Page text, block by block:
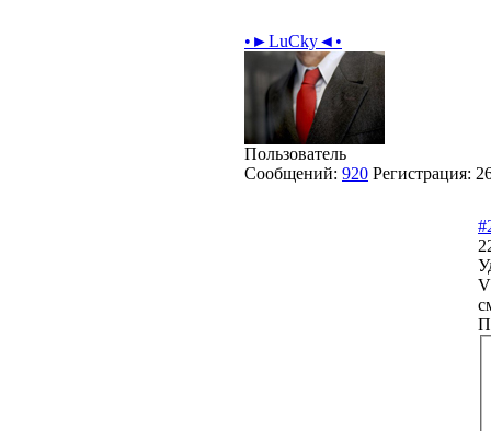
•►LuCky◄•
Пользователь
Сообщений: 920 Регистрация: